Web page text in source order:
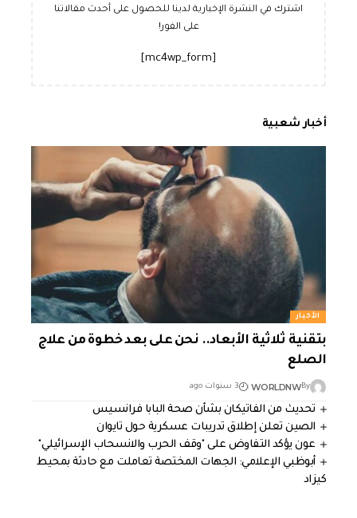
اشترك في النشرة الإخبارية لدينا للحصول على أحدث مقالاتنا
على الفور!
أخبار شعبية
الأخبار
بتقنية ثلاثية الأبعاد.. نحن على بعد خطوة من علاج
الصلع
By
WORLDNW 3 سنوات ago
تحديث من الفاتيكان بشأن صحة البابا فرانسيس
الصين تعلن إطلاق تدريبات عسكرية حول تايوان
عون يؤكد التفاوض على "وقف الحرب والانسحاب الإسرائيلي"
أبوظبي الإعلامي: الجهات المختصة تعاملت مع حادثة بمحيط
كيزاد